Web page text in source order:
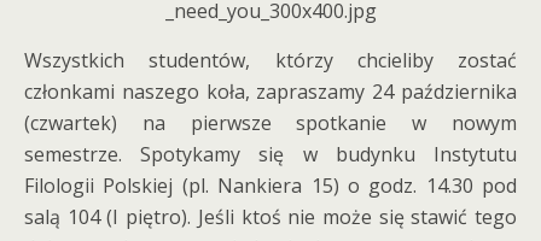
Wszystkich studentów, którzy chcieliby zostać
członkami naszego koła, zapraszamy 24 października
(czwartek) na pierwsze spotkanie w nowym
semestrze. Spotykamy się w budynku Instytutu
Filologii Polskiej (pl. Nankiera 15) o godz. 14.30 pod
salą 104 (I piętro). Jeśli ktoś nie może się stawić tego